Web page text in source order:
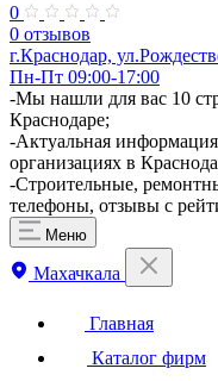
0
0 отзывов
г.Краснодар,
Пн-Пт 09:00-17:00
-Мы нашли для вас 10
Краснодаре;
-Актуальная
организациях в
-Строительные,
телефоны, отзывы с
Меню
Махачкала
Главная
Каталог фирм